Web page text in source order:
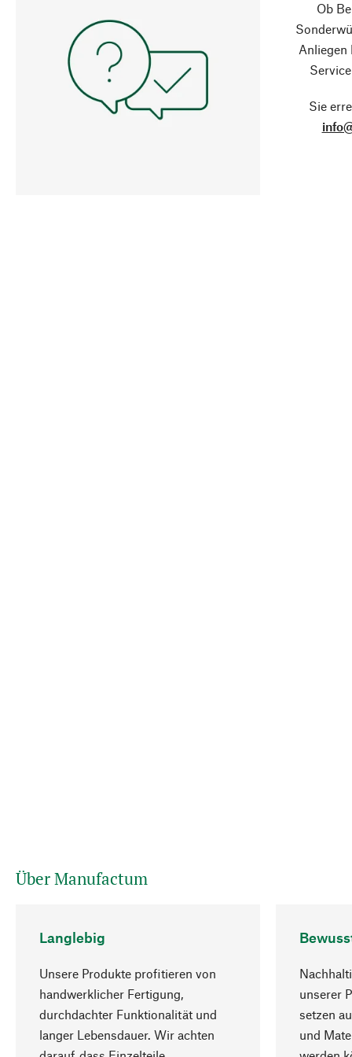
Ob
Anliegen
Sie
Über Manufactum
Langlebig
Unsere Produkte profitieren von
handwerklicher Fertigung,
durchdachter Funktionalität und
langer Lebensdauer. Wir achten
unserer
setzen
und